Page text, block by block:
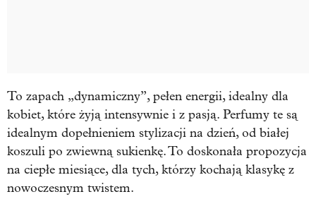
To zapach „dynamiczny”, pełen energii, idealny dla
kobiet, które żyją intensywnie i z pasją. Perfumy te są
idealnym dopełnieniem stylizacji na dzień, od białej
koszuli po zwiewną sukienkę. To doskonała propozycja
na ciepłe miesiące, dla tych, którzy kochają klasykę z
nowoczesnym twistem.